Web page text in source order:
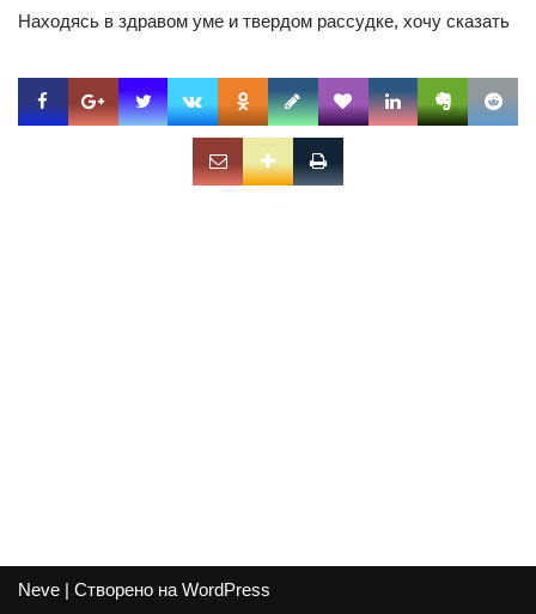
Находясь в здравом уме и твердом рассудке, хочу сказать
Neve | Створено на WordPress